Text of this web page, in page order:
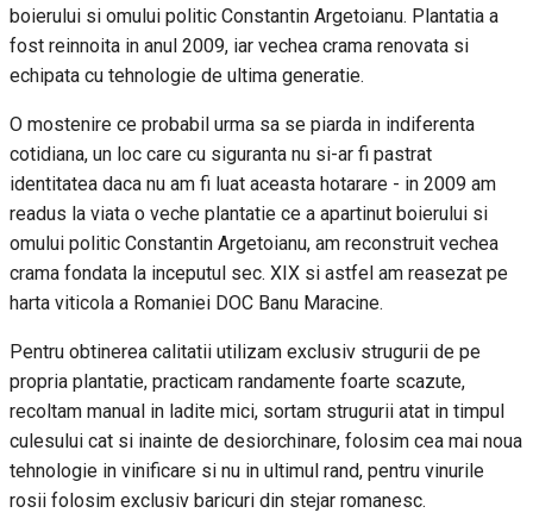
boierului si omului politic Constantin Argetoianu. Plantatia a
fost reinnoita in anul 2009, iar vechea crama renovata si
echipata cu tehnologie de ultima generatie.
O mostenire ce probabil urma sa se piarda in indiferenta
cotidiana, un loc care cu siguranta nu si-ar fi pastrat
identitatea daca nu am fi luat aceasta hotarare - in 2009 am
readus la viata o veche plantatie ce a apartinut boierului si
omului politic Constantin Argetoianu, am reconstruit vechea
crama fondata la inceputul sec. XIX si astfel am reasezat pe
harta viticola a Romaniei DOC Banu Maracine.
Pentru obtinerea calitatii utilizam exclusiv strugurii de pe
propria plantatie, practicam randamente foarte scazute,
recoltam manual in ladite mici, sortam strugurii atat in timpul
culesului cat si inainte de desiorchinare, folosim cea mai noua
tehnologie in vinificare si nu in ultimul rand, pentru vinurile
rosii folosim exclusiv baricuri din stejar romanesc.